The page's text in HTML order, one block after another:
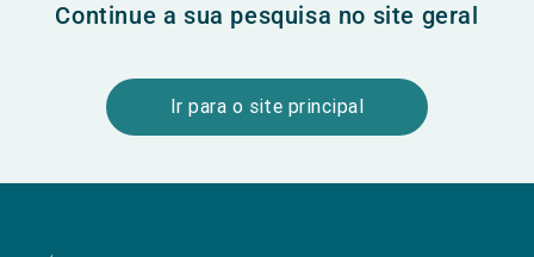
Continue a sua pesquisa no site geral
Ir para o site principal